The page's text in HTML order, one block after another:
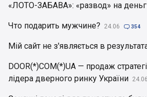
«ЛОТО-ЗАБАВА»: «развод» на
Что подарить мужчине? 24.06  354
Мій сайт не з'являється в
DOOR(*)COM(*)UA — продаж
лідера дверного ринку України 24.06